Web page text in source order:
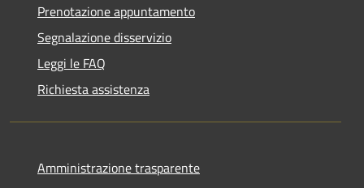
Prenotazione appuntamento
Segnalazione disservizio
Leggi le FAQ
Richiesta assistenza
Amministrazione trasparente